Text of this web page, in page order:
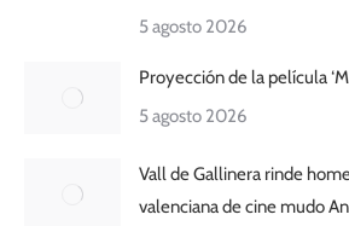
5 agosto 2026
Proyección de la película
5 agosto 2026
Vall de Gallinera rinde
valenciana de cine mudo